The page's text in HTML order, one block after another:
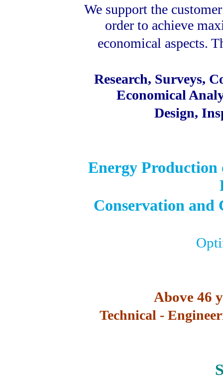
We support the
order to achieve
economical aspects.
Research, Surveys,
Economical
Design,
Energy Production
Conservation and
Above 46
Technical -